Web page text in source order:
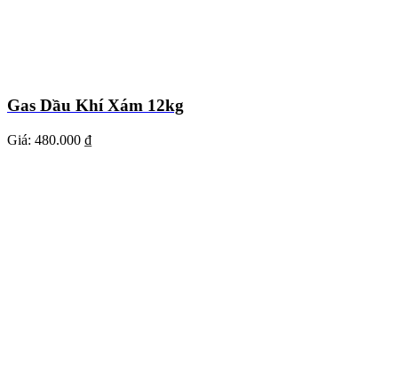
Gas Dầu Khí Xám 12kg
Giá: 480.000 ₫